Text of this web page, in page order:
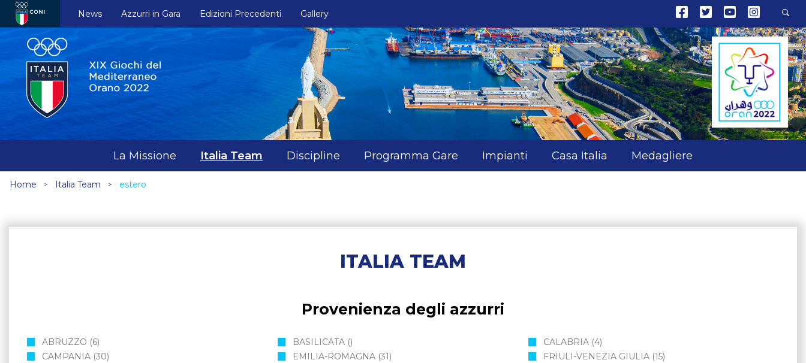
News Azzurri in Gara Edizioni Precedenti Gallery
La Missione Italia Team Discipline Programma Gare Impianti Casa Italia Medagliere
Home Italia Team estero
ITALIA TEAM
Provenienza degli azzurri
ABRUZZO (6) BASILICATA () CALABRIA (4)
CAMPANIA (30) EMILIA-ROMAGNA (31) FRIULI-VENEZIA GIULIA (15)